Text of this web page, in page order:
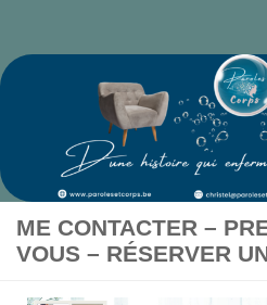
ME CONTACTER –
VOUS – RÉSERVER